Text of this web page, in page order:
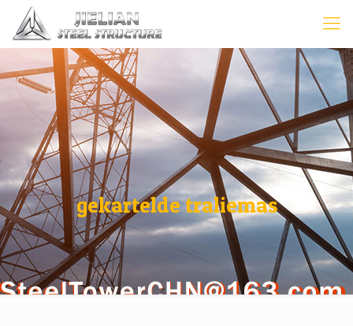
gekartelde traliemas